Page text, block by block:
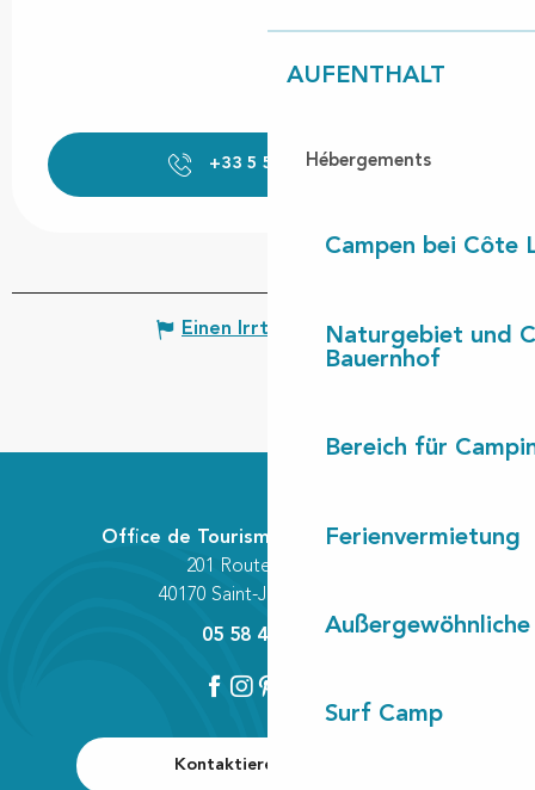
AUFENTHALT
Hébergements
Campen bei Côte
Naturgebiet und
Bauernhof
Bereich für
Ferienvermietung
Surf Camp
+33 5 58 42 70▒▒
Einen Irrtum angeben
Kontaktieren Sie uns
Office de Tourisme Communautaire
201 Route des Lacs
40170 Saint-Julien-en-Born
05 58 42 89 80